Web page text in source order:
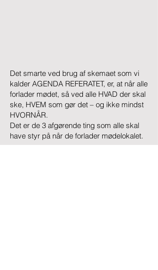
Det smarte ved brug af skemaet som vi
kalder AGENDA REFERATET, er, at når alle
forlader mødet, så ved alle HVAD der skal
ske, HVEM som gør det – og ikke mindst
HVORNÅR.
Det er de 3 afgørende ting som alle skal
have styr på når de forlader mødelokalet.